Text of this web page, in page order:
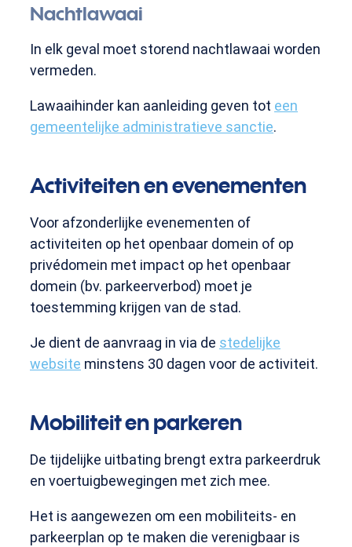
Nachtlawaai
In elk geval moet storend nachtlawaai worden
vermeden.
Lawaaihinder kan aanleiding geven tot een
gemeentelijke administratieve sanctie.
Activiteiten en evenementen
Voor afzonderlijke evenementen of
activiteiten op het openbaar domein of op
privédomein met impact op het openbaar
domein (bv. parkeerverbod) moet je
toestemming krijgen van de stad.
Je dient de aanvraag in via de stedelijke
website minstens 30 dagen voor de activiteit.
Mobiliteit en parkeren
De tijdelijke uitbating brengt extra parkeerdruk
en voertuigbewegingen met zich mee.
Het is aangewezen om een mobiliteits- en
parkeerplan op te maken die verenigbaar is